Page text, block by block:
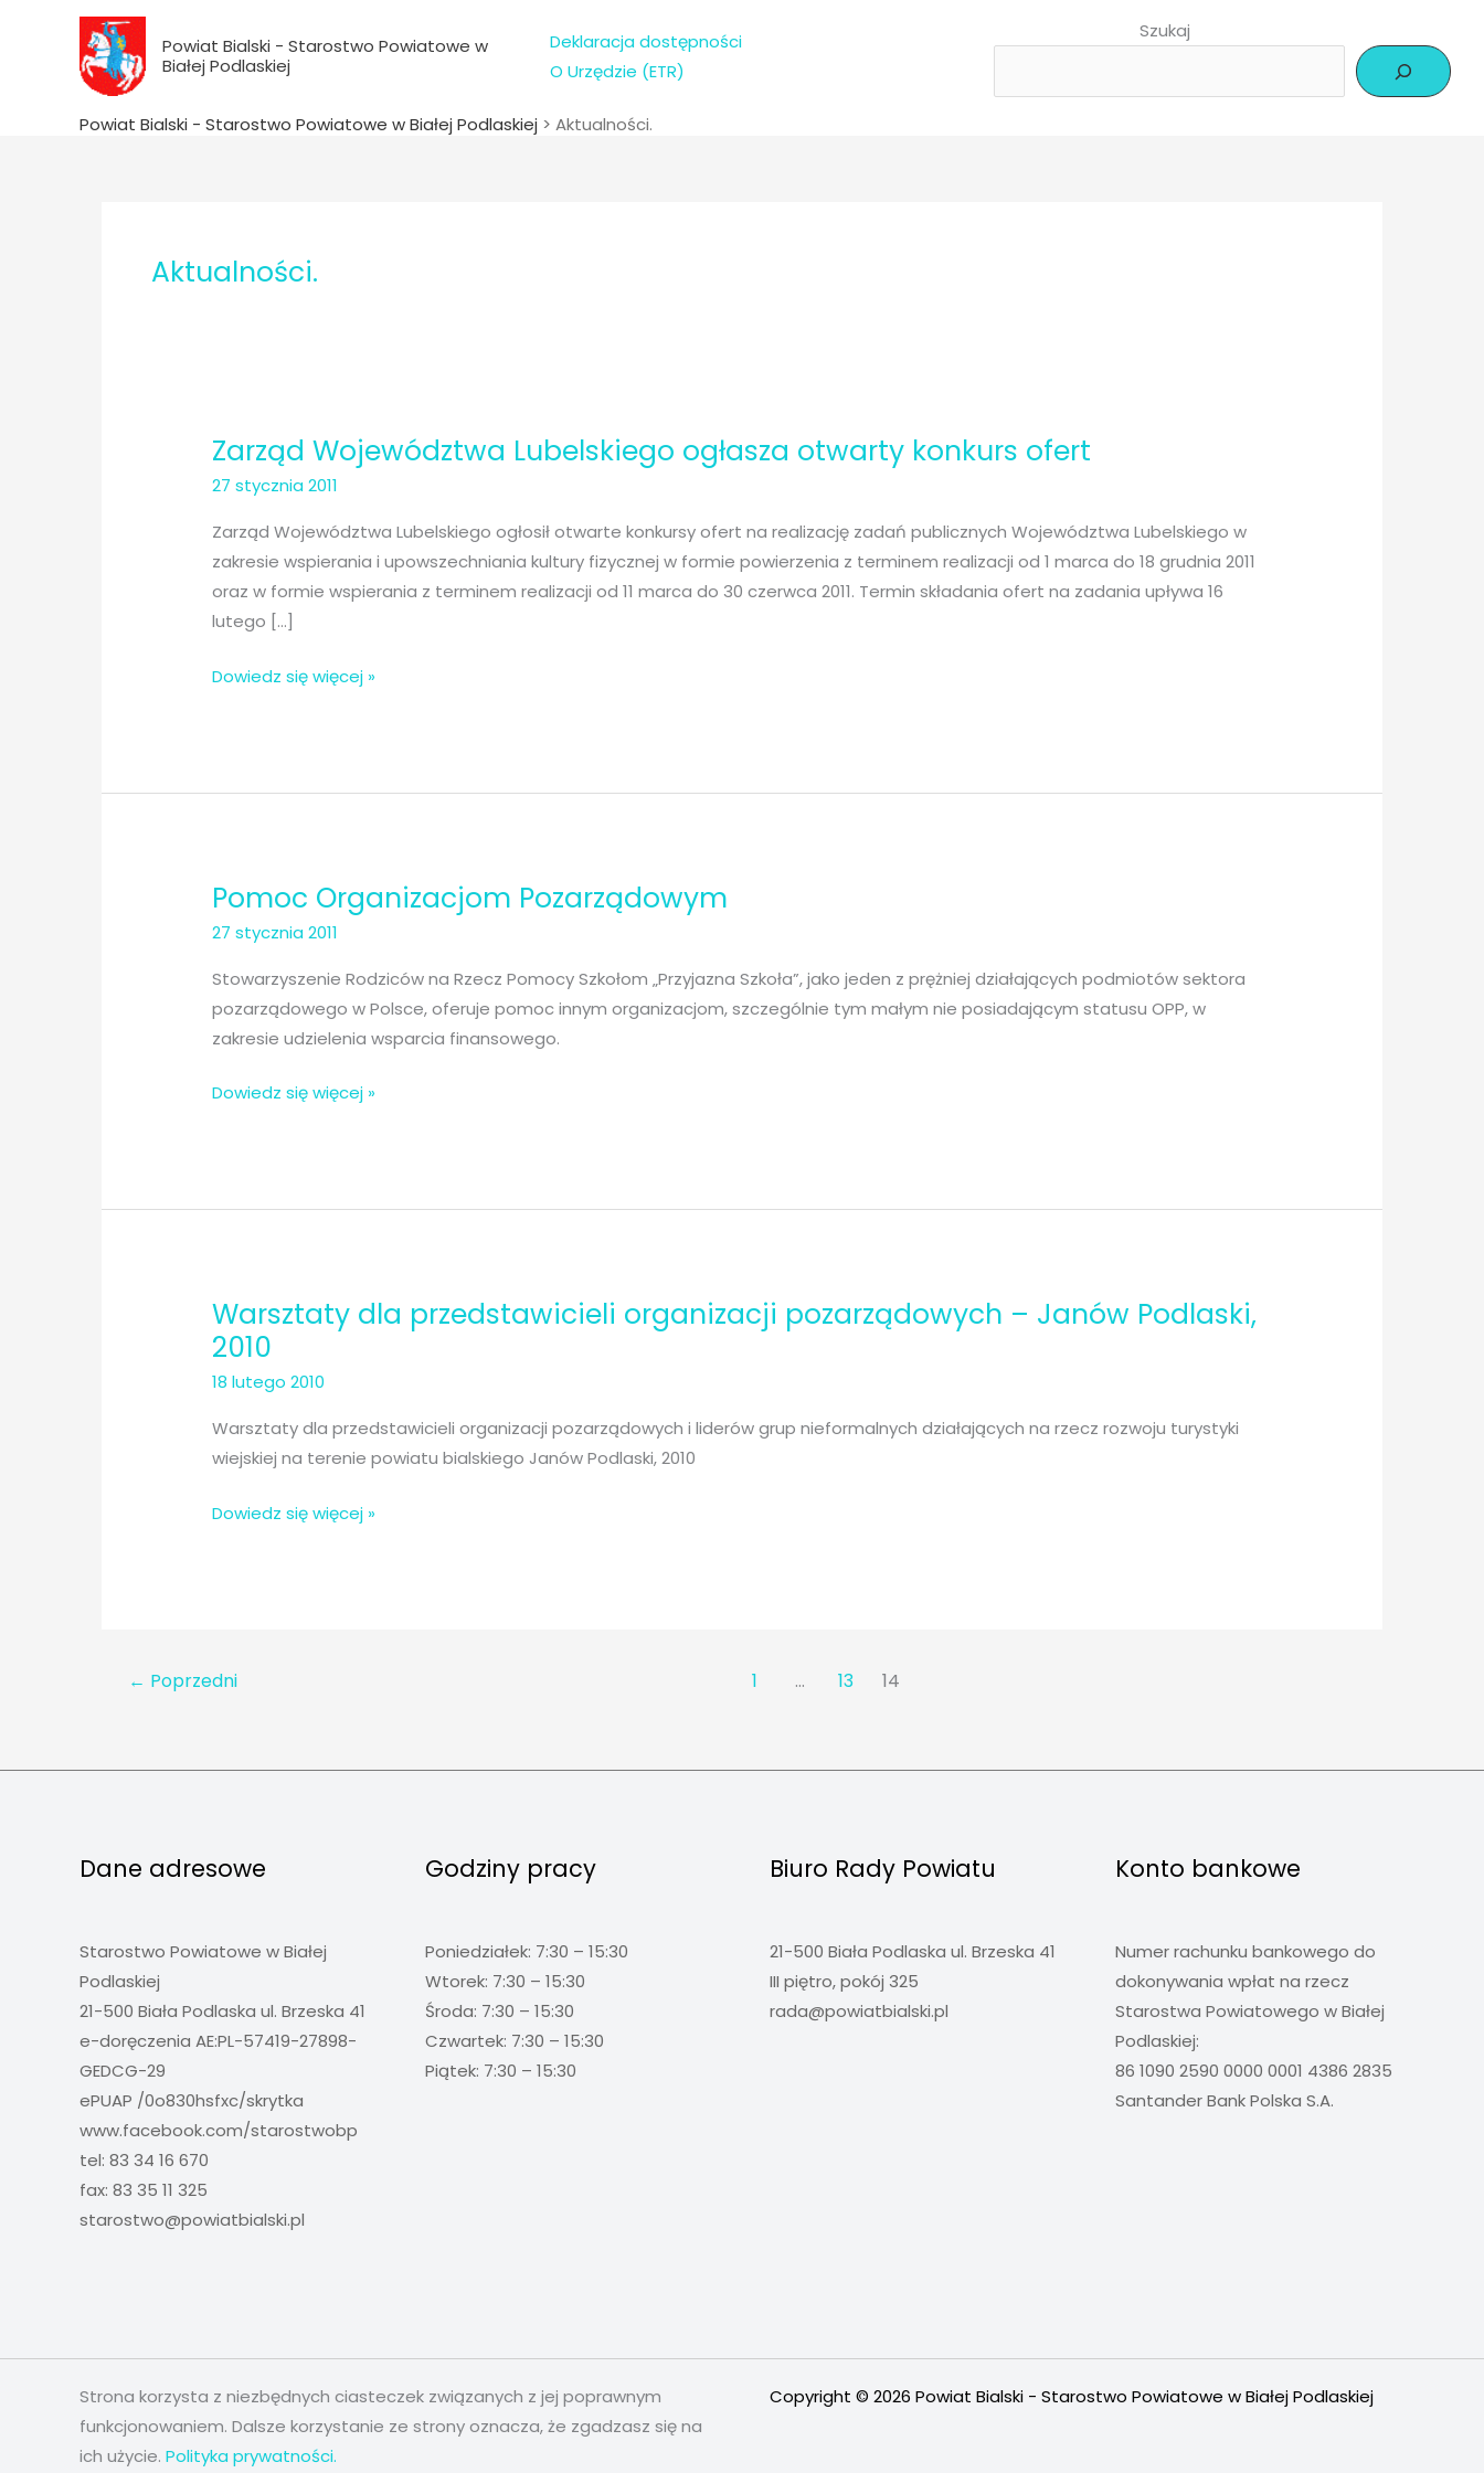
Powiat Bialski - Starostwo Powiatowe w
Białej Podlaskiej
Deklaracja dostępności
O Urzędzie (ETR)
Szukaj
Powiat Bialski - Starostwo Powiatowe w Białej Podlaskiej > Aktualności.
Aktualności.
Zarząd Województwa Lubelskiego ogłasza otwarty konkurs ofert
27 stycznia 2011
Zarząd Województwa Lubelskiego ogłosił otwarte konkursy ofert na realizację zadań publicznych Województwa Lubelskiego w
zakresie wspierania i upowszechniania kultury fizycznej w formie powierzenia z terminem realizacji od 1 marca do 18 grudnia 2011
oraz w formie wspierania z terminem realizacji od 11 marca do 30 czerwca 2011. Termin składania ofert na zadania upływa 16
lutego […]
Zarząd
otwarty
Dowiedz się więcej »
Pomoc Organizacjom Pozarządowym
27 stycznia 2011
Stowarzyszenie Rodziców na Rzecz Pomocy Szkołom „Przyjazna Szkoła”, jako jeden z prężniej działających podmiotów sektora
pozarządowego w Polsce, oferuje pomoc innym organizacjom, szczególnie tym małym nie posiadającym statusu OPP, w
zakresie udzielenia wsparcia finansowego.
Pomoc
Dowiedz się więcej »
Warsztaty dla przedstawicieli organizacji pozarządowych – Janów Podlaski,
2010
18 lutego 2010
Warsztaty dla przedstawicieli organizacji pozarządowych i liderów grup nieformalnych działających na rzecz rozwoju turystyki
wiejskiej na terenie powiatu bialskiego Janów Podlaski, 2010
Warsztaty
Janów
Dowiedz się więcej »
← Poprzedni 1 … 13 14
Dane adresowe
Starostwo Powiatowe w Białej
Podlaskiej
21-500 Biała Podlaska ul. Brzeska 41
e-doręczenia AE:PL-57419-27898-
GEDCG-29
ePUAP /0o830hsfxc/skrytka
www.facebook.com/starostwobp
tel: 83 34 16 670
fax: 83 35 11 325
starostwo@powiatbialski.pl
Godziny pracy
Poniedziałek: 7:30 – 15:30
Wtorek: 7:30 – 15:30
Środa: 7:30 – 15:30
Czwartek: 7:30 – 15:30
Piątek: 7:30 – 15:30
Biuro Rady Powiatu
21-500 Biała Podlaska ul. Brzeska 41
III piętro, pokój 325
rada@powiatbialski.pl
Konto bankowe
Numer rachunku bankowego do
dokonywania wpłat na rzecz
Starostwa Powiatowego w Białej
Podlaskiej:
86 1090 2590 0000 0001 4386 2835
Santander Bank Polska S.A.
Strona korzysta z niezbędnych ciasteczek związanych z jej poprawnym
funkcjonowaniem. Dalsze korzystanie ze strony oznacza, że zgadzasz się na
ich użycie. Polityka prywatności.
Copyright © 2026 Powiat Bialski - Starostwo Powiatowe w Białej Podlaskiej